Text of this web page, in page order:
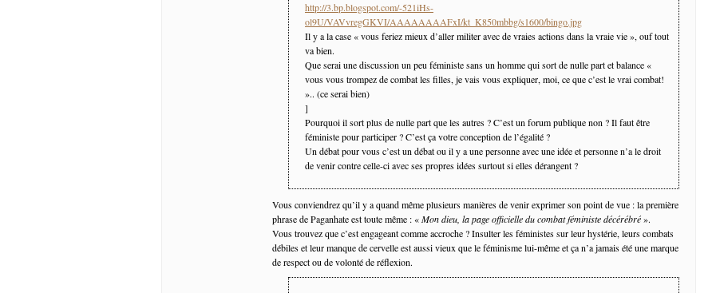
http://3.bp.blogspot.com/-521iHs-
ol9U/VAVvregGKVI/AAAAAAAAFxI/kt_K850mbbg/s1600/bingo.jpg
Il y a la case « vous feriez mieux d’aller militer avec de vraies actions dans la vraie vie », ouf tout
va bien.
Que serai une discussion un peu féministe sans un homme qui sort de nulle part et balance «
vous vous trompez de combat les filles, je vais vous expliquer, moi, ce que c’est le vrai combat!
».. (ce serai bien)
]
Pourquoi il sort plus de nulle part que les autres ? C’est un forum publique non ? Il faut être
féministe pour participer ? C’est ça votre conception de l’égalité ?
Un débat pour vous c’est un débat ou il y a une personne avec une idée et personne n’a le droit
de venir contre celle-ci avec ses propres idées surtout si elles dérangent ?
Vous conviendrez qu’il y a quand même plusieurs manières de venir exprimer son point de vue : la première
phrase de Paganhate est toute même : «Mon dieu, la page officielle du combat féministe décérébré».
Vous trouvez que c’est engageant comme accroche ? Insulter les féministes sur leur hystérie, leurs combats
débiles et leur manque de cervelle est aussi vieux que le féminisme lui-même et ça n’a jamais été une marque
de respect ou de volonté de réflexion.